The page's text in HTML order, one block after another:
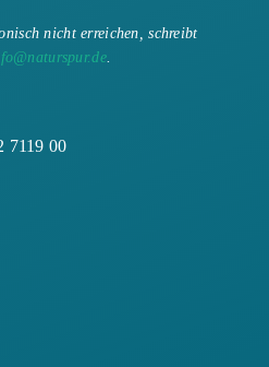
nicht erreichen, schreibt
.
7119 00